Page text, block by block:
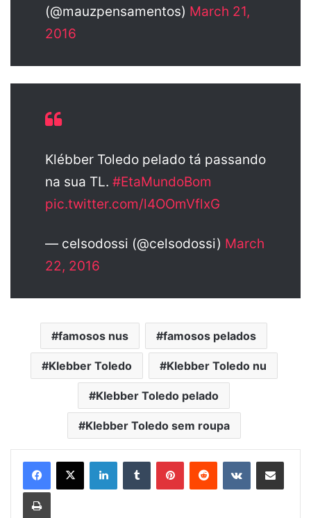
(@mauzpensamentos) March 21,
2016
Klébber Toledo pelado tá passando
na sua TL. #EtaMundoBom
pic.twitter.com/l4OOmVflxG
— celsodossi (@celsodossi) March
22, 2016
famosos nus famosos pelados
Klebber Toledo Klebber Toledo nu
Klebber Toledo pelado
Klebber Toledo sem roupa
LinkedinTumblr PinterestReddit VK Compartilhar via e-mail
Imprimir